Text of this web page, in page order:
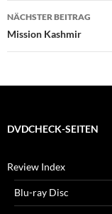
NÄCHSTER BEITRAG
Mission Kashmir
DVDCHECK-SEITEN
Review Index
Blu-ray Disc